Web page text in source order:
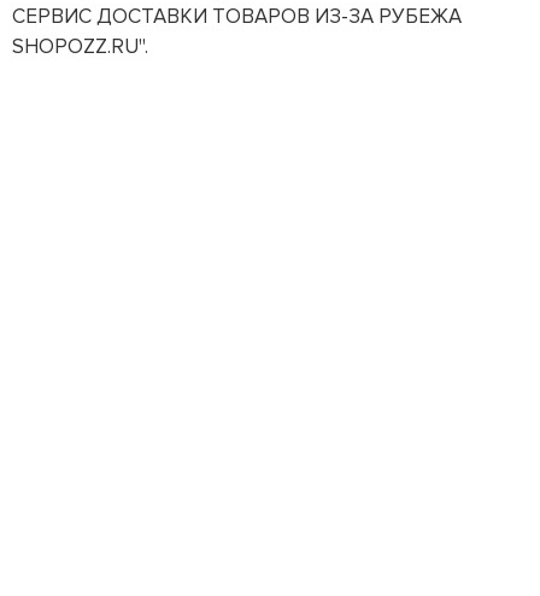
СЕРВИС ДОСТАВКИ ТОВАРОВ ИЗ-ЗА РУБЕЖА
SHOPOZZ.RU".